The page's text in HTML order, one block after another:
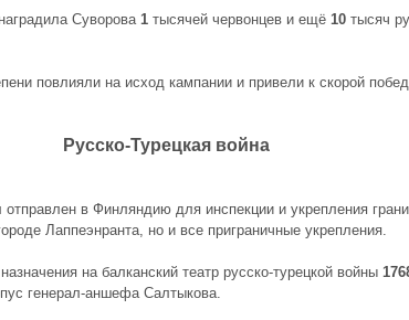
Суворова 1 тысячей червонцев и ещё 10 тысяч
повлияли на исход кампании и привели к скорой
Русско-Турецкая война
в Финляндию для инспекции и укрепления
Лаппеэнранта, но и все приграничные укрепления.
на балканский театр русско-турецкой войны
генерал-аншефа Салтыкова.